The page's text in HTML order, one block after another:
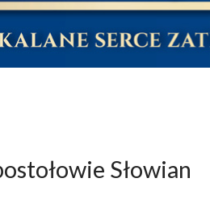
Słowian